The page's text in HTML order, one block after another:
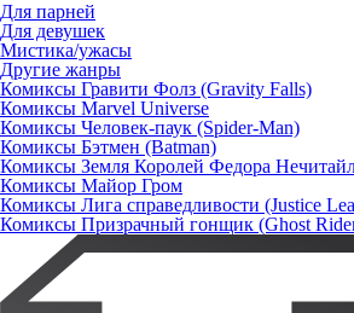
Для парней
Для девушек
Мистика/ужасы
Другие жанры
Комиксы Гравити Фолз (Gravity Falls)
Комиксы Marvel Universe
Комиксы Человек-паук (Spider-Man)
Комиксы Бэтмен (Batman)
Комиксы Земля Королей Федора
Комиксы Майор Гром
Комиксы Лига справедливости (Justice
Комиксы Призрачный гонщик (Ghost